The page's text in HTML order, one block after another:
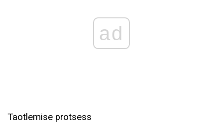
ad
Taotlemise protsess